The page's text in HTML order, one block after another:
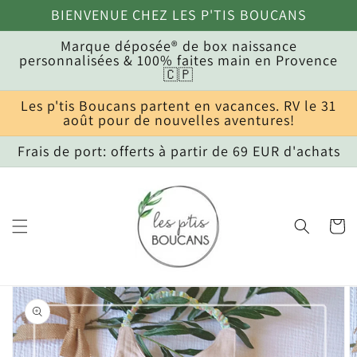
passer
au
contenu
BIENVENUE CHEZ LES P'TIS BOUCANS
Marque déposée® de box naissance
personnalisées & 100% faites main en Provence
🇨🇵
Les p'tis Boucans partent en vacances. RV le 31
août pour de nouvelles aventures!
Frais de port: offerts à partir de 69 EUR d'achats
Panier
Passer aux
informations
produits